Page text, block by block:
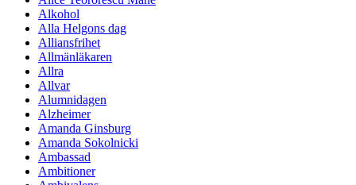
Alkohol
Alla Helgons dag
Alliansfrihet
Allmänläkaren
Allra
Allvar
Alumnidagen
Alzheimer
Amanda Ginsburg
Amanda Sokolnicki
Ambassad
Ambitioner